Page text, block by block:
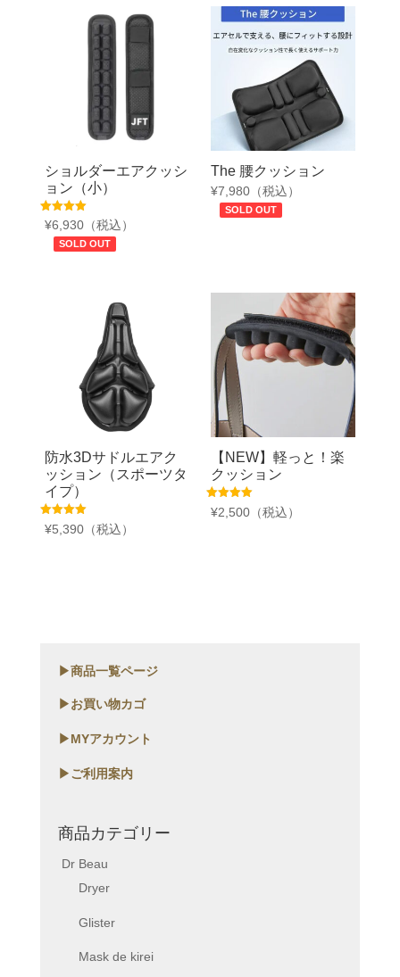
ショルダーエアクッシ
ョン（小）
5段階中
5.00
の評価
¥6,930（税込）
SOLD OUT
The 腰クッション
¥7,980 （税込）
SOLD OUT
防水3Dサドルエアク
ッション（スポーツタ
イプ）
5段階中
5.00
¥5,390（税込）
【NEW】軽っと！楽
クッション
5段階中
4.75
¥2,500 （税込）
▶商品一覧ページ
▶お買い物カゴ
▶MYアカウント
▶ご利用案内
商品カテゴリー
Dr Beau
Dryer
Glister
Mask de kirei